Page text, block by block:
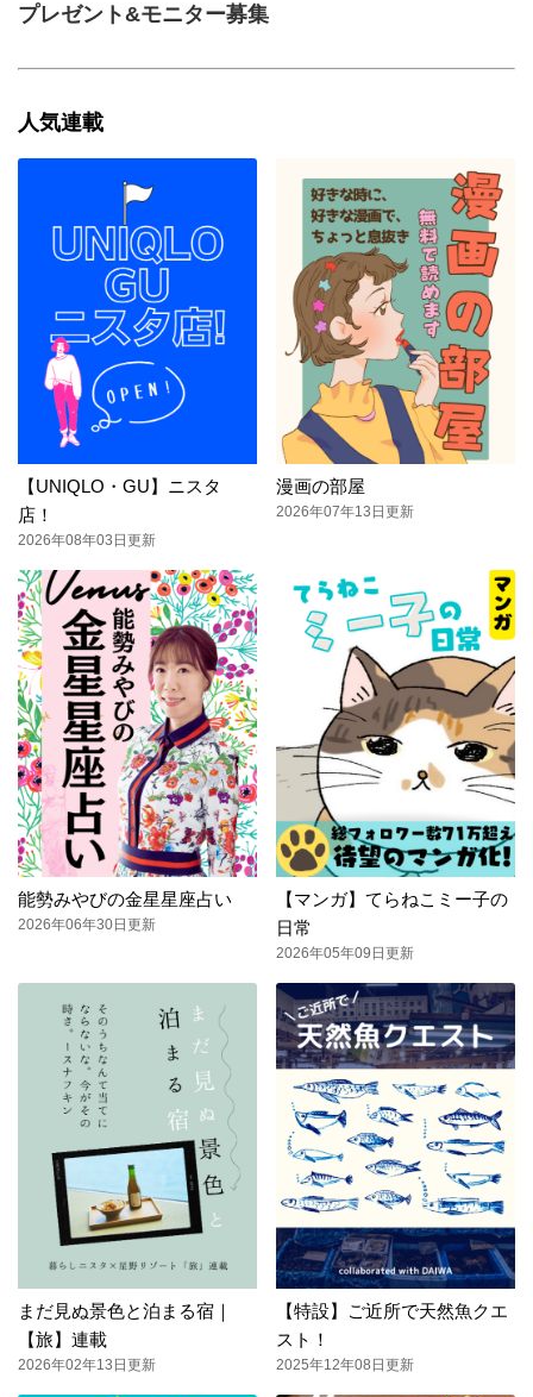
プレゼント&モニター募集
人気連載
【UNIQLO・GU】ニスタ
店！
2026年08年03日更新
漫画の部屋
2026年07年13日更新
能勢みやびの金星星座占い
2026年06年30日更新
【マンガ】てらねこミー子の
日常
2026年05年09日更新
まだ見ぬ景色と泊まる宿｜
【旅】連載
2026年02年13日更新
【特設】ご近所で天然魚クエ
スト！
2025年12年08日更新